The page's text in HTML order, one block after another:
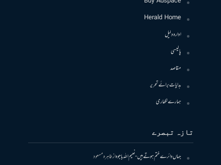
Herald Home
ادارہ دلیل
پالیسی
مقاصد
ہدایات برائے تحریر
ہمارے لکھاری
تازہ تبصرے
جہاں دائرے ختم ہوتے ہیں- نعیم اللہ باجوہازطاہرہ مسعود